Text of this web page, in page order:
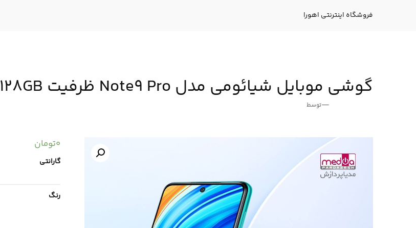
فروشگاه اینترنتی اهورا
گوشی موبایل شیائومی مدل Note9 Pro ظرفیت 128GB
—توسط
0تومان
گارانتی
رنگ